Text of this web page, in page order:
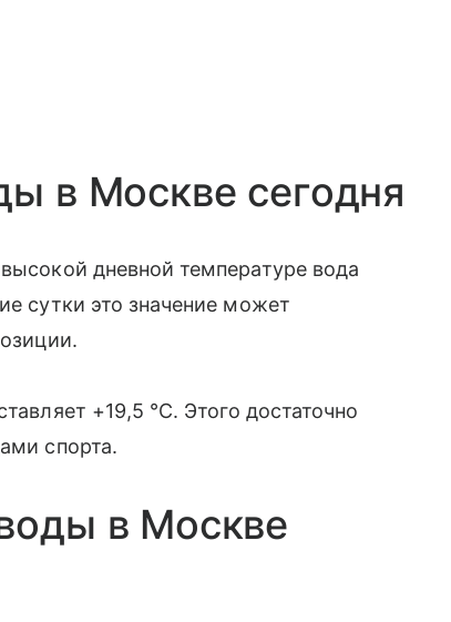
в Москве сегодня
дневной температуре вода
сутки это значение может
+19,5 °C. Этого достаточно
спорта.
в Москве